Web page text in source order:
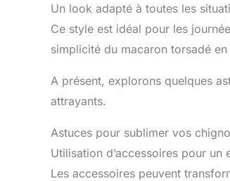
Un look adapté à toutes les
Ce style est idéal pour les
simplicité du macaron torsadé
A présent, explorons quelques
attrayants.
Astuces pour sublimer vos
Utilisation d’accessoires pour un
Les accessoires peuvent